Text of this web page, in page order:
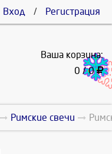
Вход / Регистрация
Ваша корзина:
0 / 0
Римские свечи